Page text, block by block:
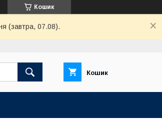
Кошик
(завтра, 07.08).
Кошик